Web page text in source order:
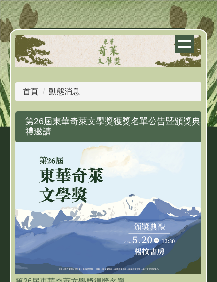
跳
到
主
要
內
容
區
首頁
動態消息
第26屆東華奇萊文學獎獲獎名單公告暨頒獎典
禮邀請